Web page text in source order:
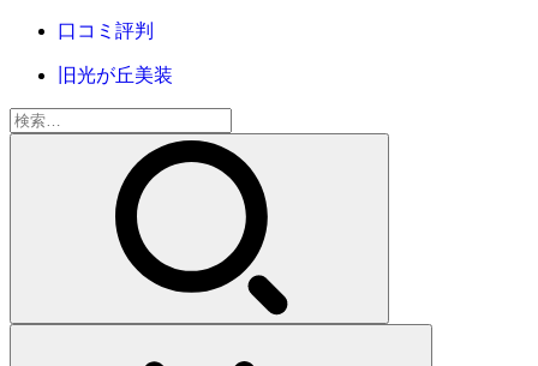
口コミ評判
旧光が丘美装
検
索: